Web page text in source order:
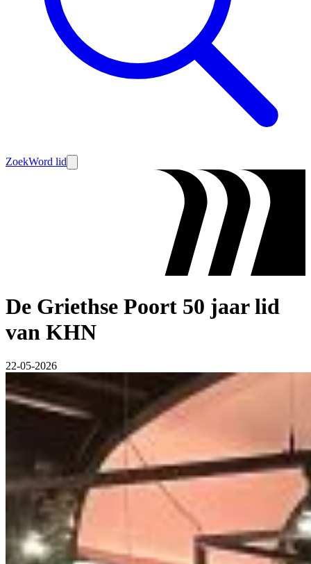
ZoekWord lid
De Griethse Poort 50 jaar lid
van KHN
22-05-2026